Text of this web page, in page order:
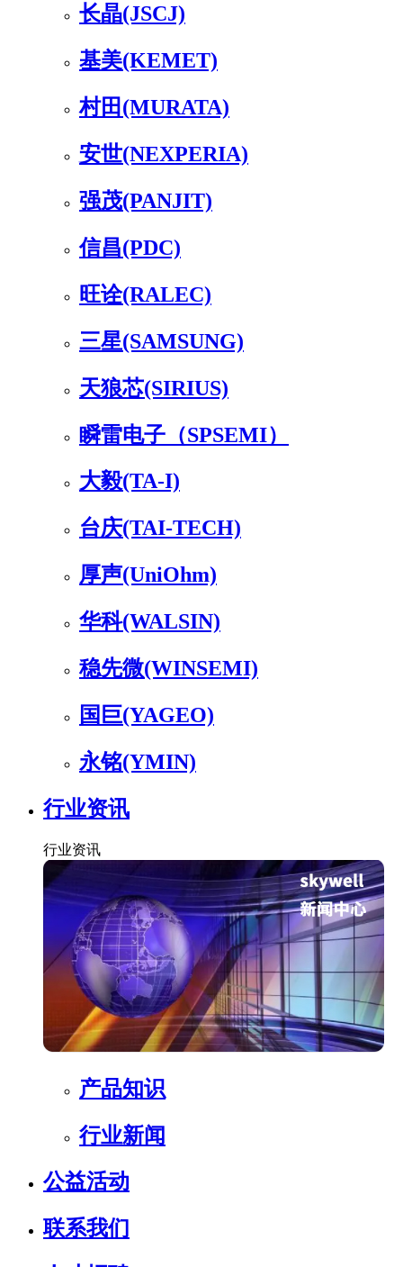
长晶(JSCJ)
基美(KEMET)
村田(MURATA)
安世(NEXPERIA)
强茂(PANJIT)
信昌(PDC)
旺诠(RALEC)
三星(SAMSUNG)
天狼芯(SIRIUS)
瞬雷电子（SPSEMI）
大毅(TA-I)
台庆(TAI-TECH)
厚声(UniOhm)
华科(WALSIN)
稳先微(WINSEMI)
国巨(YAGEO)
永铭(YMIN)
行业资讯
行业资讯
产品知识
行业新闻
公益活动
联系我们